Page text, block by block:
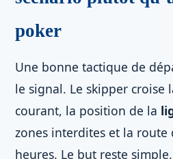
poker
Une bonne tactique de
le signal. Le skipper croise
courant, la position de la
zones interdites et la route
heures. Le but reste